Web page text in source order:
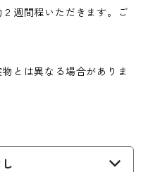
週間程いただきます。ご
とは異なる場合がありま